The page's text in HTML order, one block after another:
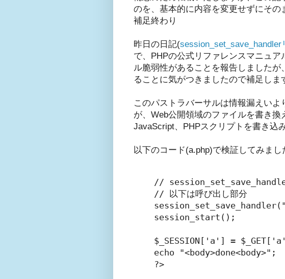
のを、基本的に内容を変更せずにその
補足終わり
昨日の日記(
で、PHPの公式リファレンスマニュ
ル脆弱性があることを報告しました
ることに気がつきましたので補足しま
このパストラバーサルは情報漏えい
が、Web公開領域のファイルを書き
JavaScript、PHPスクリプトを書き込
以下のコード(a.php)で検証してみまし
// session_set_save_handler
// 以下は呼び出し部分
session_start();
$_SESSION['a'] =
echo "<body>done<body>";
?>